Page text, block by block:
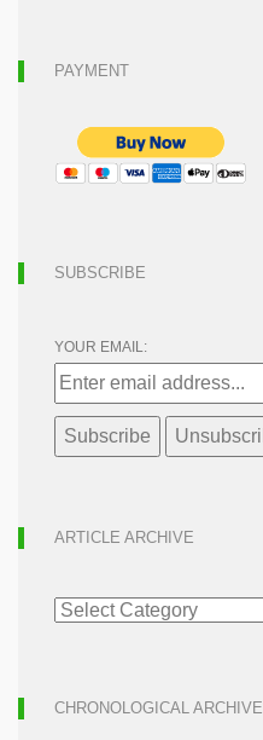
PAYMENT
SUBSCRIBE
YOUR EMAIL:
ARTICLE ARCHIVE
ARTICLE
ARCHIVE
CHRONOLOGICAL ARCHIVE